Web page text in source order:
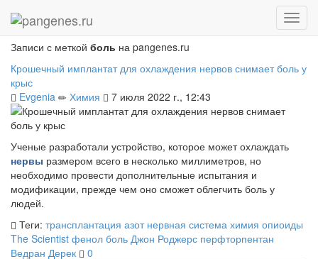
Главная
Записи с меткой боль на pangenes.ru
Крошечный имплантат для охлаждения нервов снимает боль у
крыс
Evgenia
Химия 7 июля 2022 г., 12:43
Ученые разработали устройство, которое может охлаждать
нервы размером всего в несколько миллиметров, но
необходимо провести дополнительные испытания и
модификации, прежде чем оно сможет облегчить боль у
людей.
Теги: трансплантация азот нервная система химия опиоиды
The Scientist фенол боль Джон Роджерс перфторпентан
Ведран Дерек
0